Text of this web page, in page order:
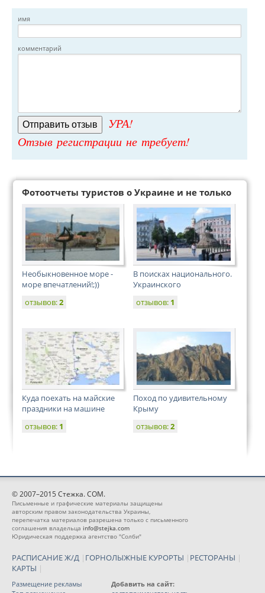
имя
комментарий
УРА!
Отзыв регистрации не требует!
Фотоотчеты туристов о Украине и не только
Необыкновенное море -
море впечатлений!;))
отзывов:2
В поисках национального.
Украинского
отзывов: 1
Куда поехать на майские
праздники на машине
отзывов: 1
Поход по удивительному
Крыму
отзывов:2
© 2007–2015 Стежка. COM.
Письменные и графические материалы защищены
авторским правом законодательства Украины,
перепечатка материалов разрешена только с письменного
соглашения владельца info@stejka.com
Юридическая поддержка агентство "Солби"
РАСПИСАНИЕ Ж/Д | ГОРНОЛЫЖНЫЕ КУРОРТЫ | РЕСТОРАНЫ |
КАРТЫ |
Размещение рекламы
Добавить на сайт: